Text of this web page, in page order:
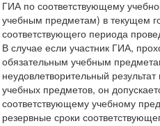
ГИА по соответствующему
учебным предметам) в текущем
соответствующего периода
В случае если участник ГИА,
обязательным учебным
неудовлетворительный
учебных предметов, он
соответствующему учебному
резервные сроки